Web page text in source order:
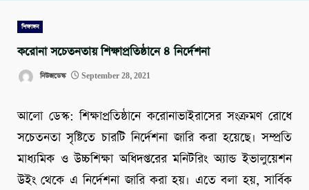
শিক্ষাঙ্গন
করোনা সচেতনতায় শিক্ষাপ্রতিষ্ঠানে ৪ নির্দেশনা
নিউজডেস্ক September 28, 2021
আলো ডেস্ক: শিক্ষাপ্রতিষ্ঠানে করোনাভাইরাসের সংক্রমণ রোধে
সচেতনতা সৃষ্টিতে চারটি নির্দেশনা জারি করা হয়েছে। সম্প্রতি
মাধ্যমিক ও উচ্চশিক্ষা অধিদপ্তরের মনিটরিং অ্যান্ড ইভালুয়েশন
উইং থেকে এ নির্দেশনা জারি করা হয়। এতে বলা হয়, সার্বিক